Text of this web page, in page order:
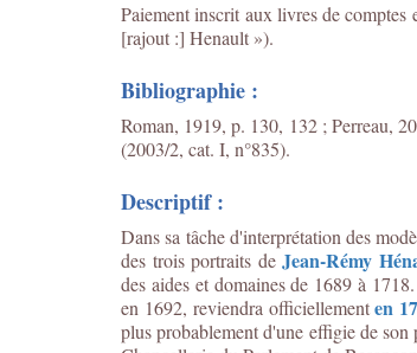
Paiement inscrit aux livres de
[rajout :] Henault »).
Bibliographie :
Roman, 1919, p. 130, 132 ; Perreau,
(2003/2, cat. I, n°835).
Descriptif :
Dans sa tâche d'interprétation des
des trois portraits deJean-Rémy
des aides et domaines de 1689 à
en 1692, reviendra officiellementen
plus probablement d'une effigie de